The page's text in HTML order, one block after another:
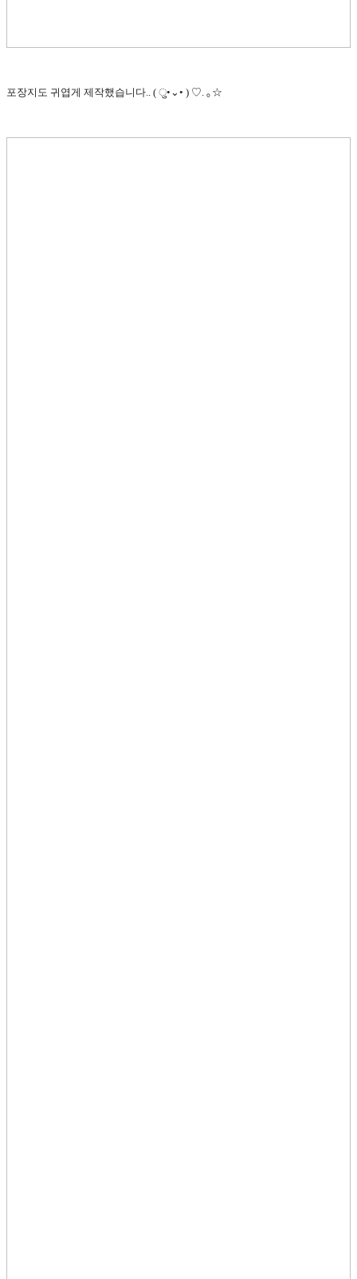
포장지도 귀엽게 제작했습니다.. ( ु•⌄• ) ♡. ｡☆